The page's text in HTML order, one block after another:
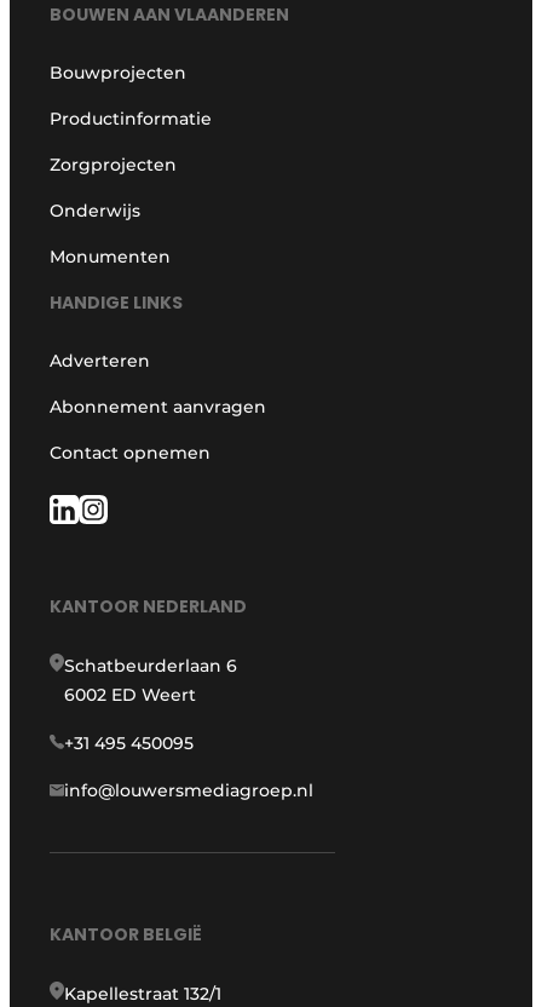
BOUWEN AAN VLAANDEREN
Bouwprojecten
Productinformatie
Zorgprojecten
Onderwijs
Monumenten
HANDIGE LINKS
Adverteren
Abonnement aanvragen
Contact opnemen
KANTOOR NEDERLAND
Schatbeurderlaan 6
6002 ED Weert
+31 495 450095
info@louwersmediagroep.nl
KANTOOR BELGIË
Kapellestraat 132/1